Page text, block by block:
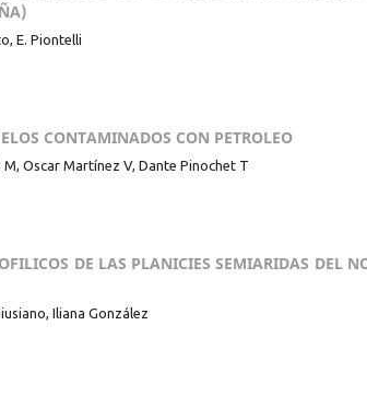
E. Piontelli
CONTAMINADOS CON PETROLEO
Oscar Martínez V, Dante Pinochet T
DE LAS PLANICIES SEMIARIDAS DEL
Iliana González